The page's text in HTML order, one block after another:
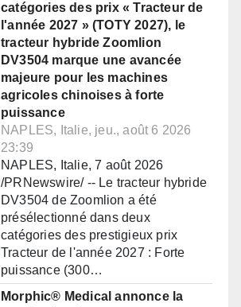
catégories des prix « Tracteur de
l'année 2027 » (TOTY 2027), le
tracteur hybride Zoomlion
DV3504 marque une avancée
majeure pour les machines
agricoles chinoises à forte
puissance
NAPLES, Italie, jeu., août 6 2026
23:39
NAPLES, Italie, 7 août 2026
/PRNewswire/ -- Le tracteur hybride
DV3504 de Zoomlion a été
présélectionné dans deux
catégories des prestigieux prix
Tracteur de l'année 2027 : Forte
puissance (300…
Morphic® Medical annonce la